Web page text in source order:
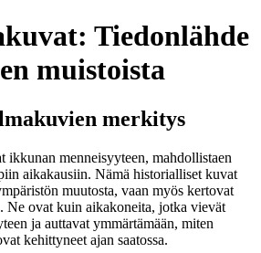
Tiedonlähde
muistoista
merkitys
ikkunan menneisyyteen, mahdollistaen
aikakausiin. Nämä historialliset kuvat
muutosta, vaan myös kertovat
Ne ovat kuin aikakoneita, jotka vievät
ja auttavat ymmärtämään, miten
kehittyneet ajan saatossa.